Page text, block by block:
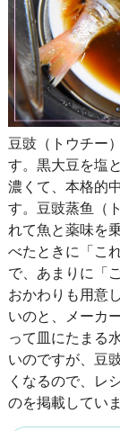
豆豉（トウチー
す。黒大豆を塩
濃くて、本格的
す。豆豉蒸鱼（
れて魚と薬味を
べたときに「こ
で、あまりに「
おかわりも用意
いのと、メーカ
って皿にたまる
いのですが、豆
くなるので、レ
のを掲載していま